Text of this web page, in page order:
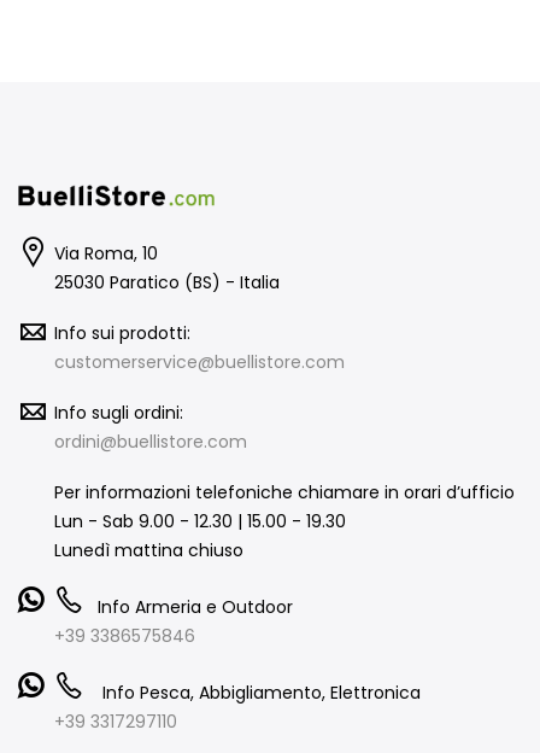
Via Roma, 10
25030 Paratico (BS) - Italia
Info sui prodotti:
customerservice@buellistore.com
Info sugli ordini:
ordini@buellistore.com
Per informazioni telefoniche chiamare in orari d’ufficio
Lun - Sab 9.00 - 12.30 | 15.00 - 19.30
Lunedì mattina chiuso
Info Armeria e Outdoor
+39 3386575846
Info Pesca, Abbigliamento, Elettronica
+39 3317297110